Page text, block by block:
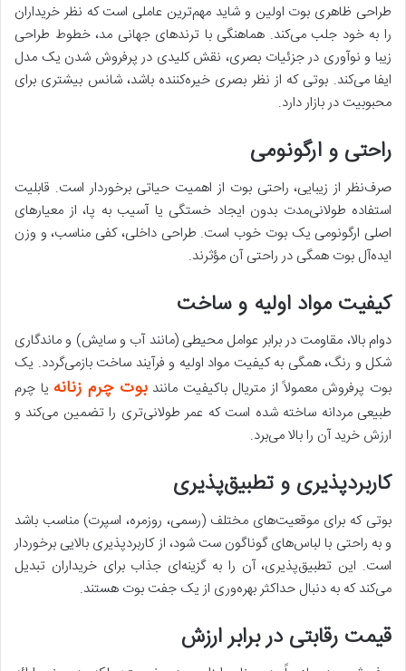
طراحی ظاهری بوت اولین و شاید مهم‌ترین عاملی است که نظر خریداران
را به خود جلب می‌کند. هماهنگی با ترندهای جهانی مد، خطوط طراحی
زیبا و نوآوری در جزئیات بصری، نقش کلیدی در پرفروش شدن یک مدل
ایفا می‌کند. بوتی که از نظر بصری خیره‌کننده باشد، شانس بیشتری برای
محبوبیت در بازار دارد.
راحتی و ارگونومی
صرف‌نظر از زیبایی، راحتی بوت از اهمیت حیاتی برخوردار است. قابلیت
استفاده طولانی‌مدت بدون ایجاد خستگی یا آسیب به پا، از معیارهای
اصلی ارگونومی یک بوت خوب است. طراحی داخلی، کفی مناسب، و وزن
ایده‌آل بوت همگی در راحتی آن مؤثرند.
کیفیت مواد اولیه و ساخت
دوام بالا، مقاومت در برابر عوامل محیطی (مانند آب و سایش) و ماندگاری
شکل و رنگ، همگی به کیفیت مواد اولیه و فرآیند ساخت بازمی‌گردد. یک
بوت پرفروش معمولاً از متریال باکیفیت مانند بوت چرم زنانه یا چرم
طبیعی مردانه ساخته شده است که عمر طولانی‌تری را تضمین می‌کند و
ارزش خرید آن را بالا می‌برد.
کاربردپذیری و تطبیق‌پذیری
بوتی که برای موقعیت‌های مختلف (رسمی، روزمره، اسپرت) مناسب باشد
و به راحتی با لباس‌های گوناگون ست شود، از کاربردپذیری بالایی برخوردار
است. این تطبیق‌پذیری، آن را به گزینه‌ای جذاب برای خریداران تبدیل
می‌کند که به دنبال حداکثر بهره‌وری از یک جفت بوت هستند.
قیمت رقابتی در برابر ارزش